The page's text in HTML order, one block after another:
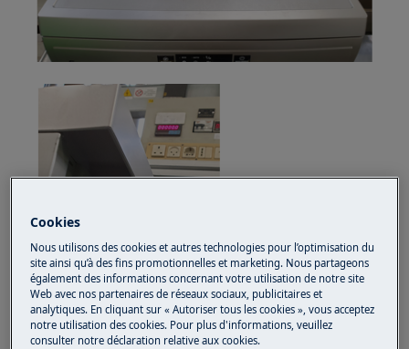
Cookies
Nous utilisons des cookies et autres technologies pour l’optimisation du
site ainsi qu’à des fins promotionnelles et marketing. Nous partageons
également des informations concernant votre utilisation de notre site
Web avec nos partenaires de réseaux sociaux, publicitaires et
analytiques. En cliquant sur « Autoriser tous les cookies », vous acceptez
notre utilisation des cookies. Pour plus d'informations, veuillez
consulter notre déclaration relative aux cookies.